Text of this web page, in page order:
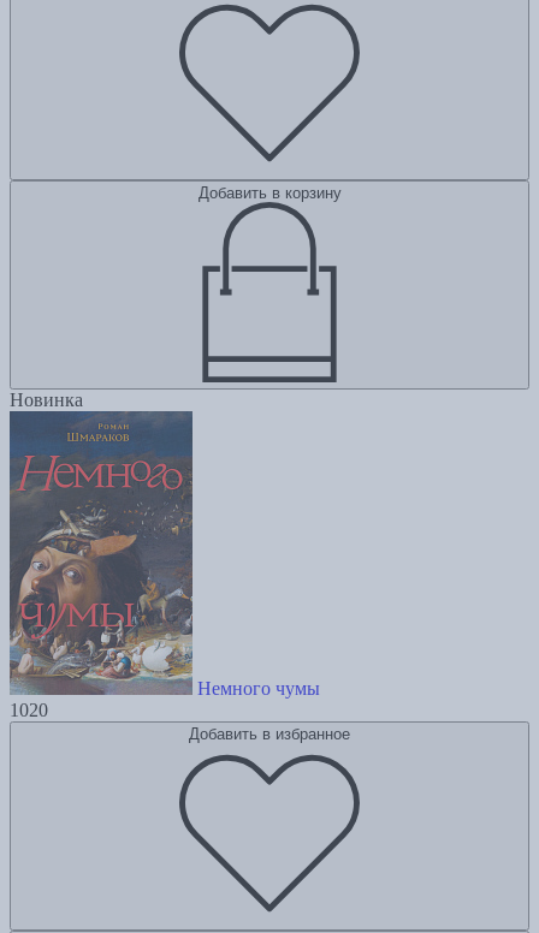
Добавить в корзину
Новинка
Немного чумы
1020
Добавить в избранное